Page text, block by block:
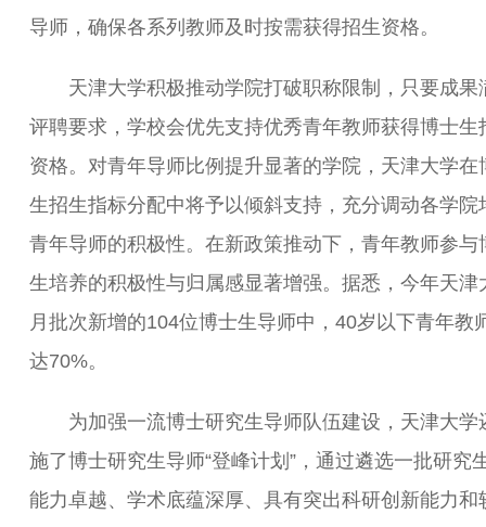
导师，确保各系列教师及时按需获得招生资格。
天津大学积极推动学院打破职称限制，只要成果
评聘要求，学校会优先支持优秀青年教师获得博士生
资格。对青年导师比例提升显著的学院，天津大学在
生招生指标分配中将予以倾斜支持，充分调动各学院
青年导师的积极性。在新政策推动下，青年教师参与
生培养的积极性与归属感显著增强。据悉，今年天津
月批次新增的104位博士生导师中，40岁以下青年教
达70%。
为加强一流博士研究生导师队伍建设，天津大学
施了博士研究生导师“登峰计划”，通过遴选一批研究
能力卓越、学术底蕴深厚、具有突出科研创新能力和